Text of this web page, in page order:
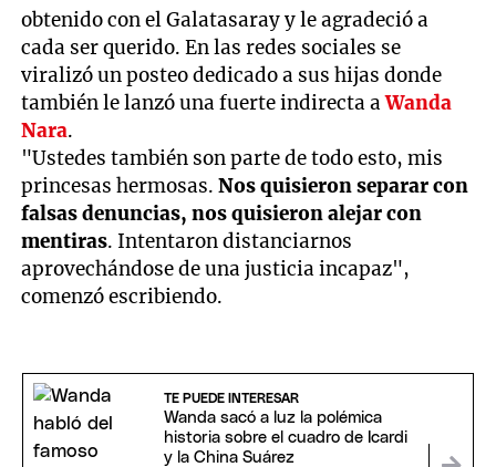
obtenido con el Galatasaray y le agradeció a
cada ser querido. En las redes sociales se
viralizó un posteo dedicado a sus hijas donde
también le lanzó una fuerte indirecta aWanda
Nara.
"Ustedes también son parte de todo esto, mis
princesas hermosas.Nos quisieron separar con
falsas denuncias, nos quisieron alejar con
mentiras. Intentaron distanciarnos
aprovechándose de una justicia incapaz",
comenzó escribiendo.
TE PUEDE INTERESAR
Wanda sacó a luz la polémica
historia sobre el cuadro de Icardi
y la China Suárez